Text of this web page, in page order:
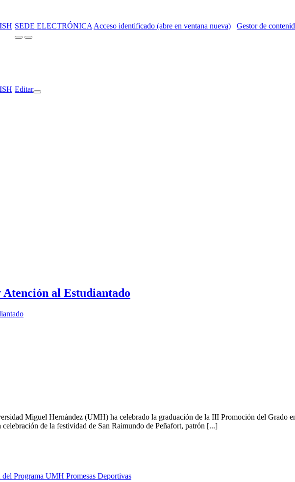
SEDE ELECTRÓNICA Acceso identificado (abre en ventana nueva) Gestor de
Editar
al Estudiantado
Miguel Hernández (UMH) ha celebrado la graduación de la III Promoción del Grado
de la festividad de San Raimundo de Peñafort, patrón [...]
Programa UMH Promesas Deportivas